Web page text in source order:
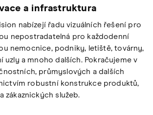
a infrastruktura
nabízejí řadu vizuálních řešení pro
nepostradatelná pro každodenní
nemocnice, podniky, letiště, továrny,
uzly a mnoho dalších. Pokračujeme v
průmyslových a dalších
robustní konstrukce produktů,
zákaznických služeb.